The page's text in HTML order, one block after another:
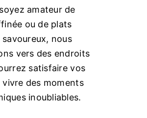
amateur de
ou de plats
nous
vers des endroits
satisfaire vos
vivre des moments
inoubliables.